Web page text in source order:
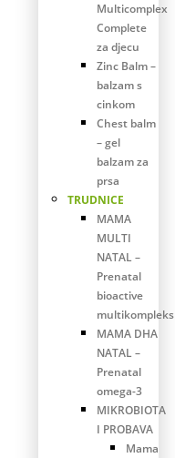
Multicomplex
Complete
za djecu
Zinc Balm –
balzam s
cinkom
Chest balm
– gel
balzam za
prsa
TRUDNICE
MAMA
MULTI
NATAL –
Prenatal
bioactive
multikompleks
MAMA DHA
NATAL –
Prenatal
omega-3
MIKROBIOTA
I PROBAVA
Mama